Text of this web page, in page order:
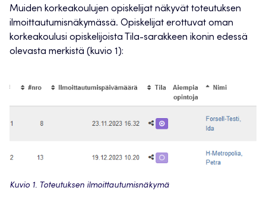
Muiden korkeakoulujen opiskelijat näkyvät toteutuksen
ilmoittautumisnäkymässä. Opiskelijat erottuvat oman
korkeakoulusi opiskelijoista Tila-sarakkeen ikonin edessä
olevasta merkistä (kuvio 1):
Kuvio 1. Toteutuksen ilmoittautumisnäkymä